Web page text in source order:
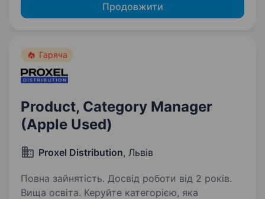
Продовжити
Гаряча
Product, Category Manager
(Apple Used)
Proxel Distribution, Львів
Повна зайнятість. Досвід роботи від 2 років.
Вища освіта. Керуйте категорією, яка